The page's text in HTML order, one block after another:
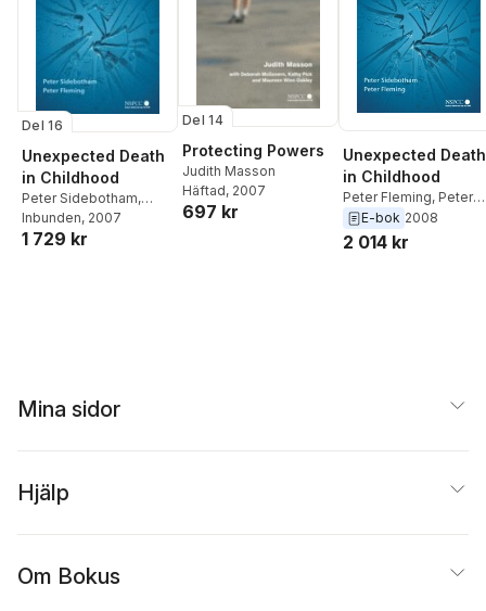
Del 16
Unexpected Death
in Childhood
Peter Sidebotham,
Peter Fleming
Inbunden, 2007
1 729 kr
Del 14
Protecting Powers
Judith Masson
Häftad, 2007
697 kr
Unexpected Death
in Childhood
Peter Fleming, Peter
Sidebotham
E-bok 2008
2 014 kr
Mina sidor
Hjälp
Om Bokus